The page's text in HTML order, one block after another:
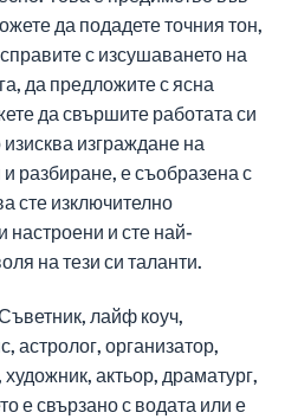
да подадете точния тон,
с изсушаването на
да предложите с ясна
да свършите работата си
изграждане на
разбиране, е съобразена с
сте изключително
настроени и сте най-
на тези си таланти.
лайф коуч,
астролог, организатор,
актьор, драматург,
е свързано с водата или е